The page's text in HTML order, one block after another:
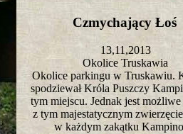
Czmychający Łoś
13,11,2013
Okolice Truskawia
Okolice parkingu w Truskawiu.
spodziewał Króla Puszczy
tym miejscu. Jednak jest możliwe
z tym majestatycznym
w każdym zakątku